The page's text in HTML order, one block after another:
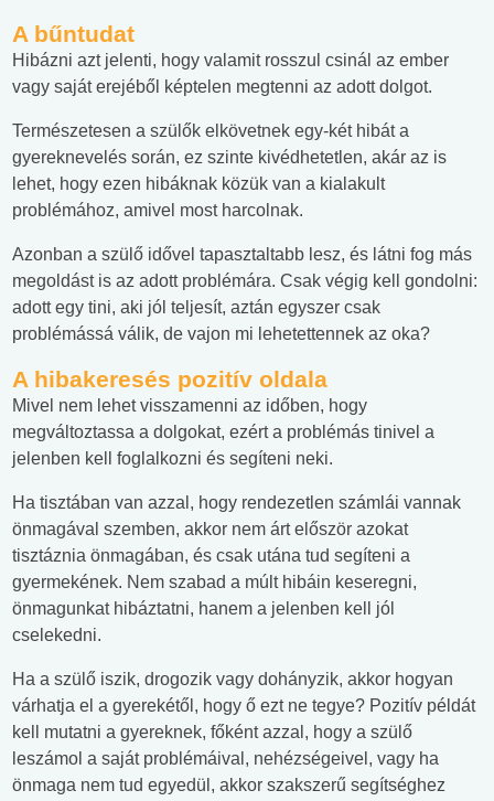
A bűntudat
Hibázni azt jelenti, hogy valamit rosszul csinál az ember
vagy saját erejéből képtelen megtenni az adott dolgot.
Természetesen a szülők elkövetnek egy-két hibát a
gyereknevelés során, ez szinte kivédhetetlen, akár az is
lehet, hogy ezen hibáknak közük van a kialakult
problémához, amivel most harcolnak.
Azonban a szülő idővel tapasztaltabb lesz, és látni fog más
megoldást is az adott problémára. Csak végig kell gondolni:
adott egy tini, aki jól teljesít, aztán egyszer csak
problémássá válik, de vajon mi lehetettennek az oka?
A hibakeresés pozitív oldala
Mivel nem lehet visszamenni az időben, hogy
megváltoztassa a dolgokat, ezért a problémás tinivel a
jelenben kell foglalkozni és segíteni neki.
Ha tisztában van azzal, hogy rendezetlen számlái vannak
önmagával szemben, akkor nem árt először azokat
tisztáznia önmagában, és csak utána tud segíteni a
gyermekének. Nem szabad a múlt hibáin keseregni,
önmagunkat hibáztatni, hanem a jelenben kell jól
cselekedni.
Ha a szülő iszik, drogozik vagy dohányzik, akkor hogyan
várhatja el a gyerekétől, hogy ő ezt ne tegye? Pozitív példát
kell mutatni a gyereknek, főként azzal, hogy a szülő
leszámol a saját problémáival, nehézségeivel, vagy ha
önmaga nem tud egyedül, akkor szakszerű segítséghez